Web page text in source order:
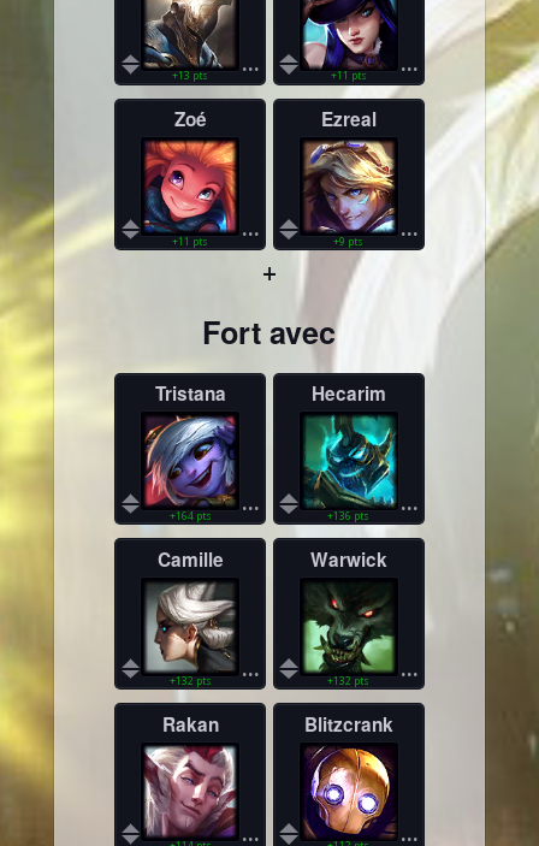
...
+13 pts ...
+11 pts
Zoé
...
+11 pts
Ezreal
...
+9 pts
+
Fort avec
Tristana
...
+164 pts
Hecarim
...
+136 pts
Camille
...
+132 pts
Warwick
...
+132 pts
Rakan
...
Blitzcrank
...